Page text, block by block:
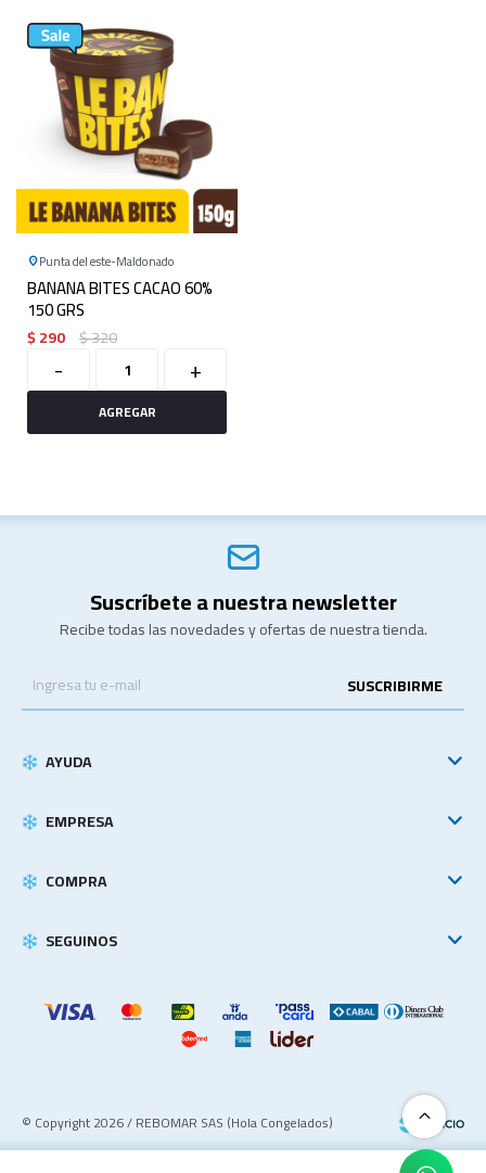
Punta del este Maldonado
BANANA BITES CACAO 60%
150 GRS
$290 $320
- +
Suscríbete a nuestra newsletter
Recibe todas las novedades y ofertas de nuestra tienda.
SUSCRIBIRME
AYUDA
EMPRESA
COMPRA
SEGUINOS
© Copyright 2026 / REBOMAR SAS (Hola Congelados)